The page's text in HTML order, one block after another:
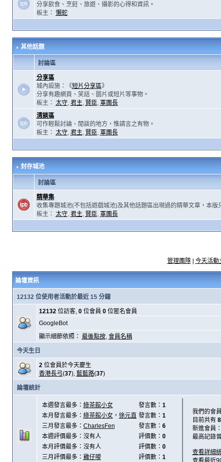
分享飲食、烹飪、旅遊、攝影的心得和資訊。
板主： 懶蛇
其他話題
討論區
分享區
城內設施：《短片分享區》
分享有趣網頁、笑話、圖片或短片等事物。
板主： 太守, 君主, 賢臣, 軍團長
清談區
可作輕鬆討論、閒談的地方，惟請言之有物。
板主： 太守, 君主, 賢臣, 軍團長
封存城池
討論區
精華集
收集專題城池(不包括遊戲城池)及其他話題區出現過的精華文章，本版
板主： 太守, 君主, 賢臣, 軍團長
管理團隊| 今天活動
論壇資訊
12132 位使用者活動於最近 15 分鐘
12132位訪客, 0位會員 0位匿名會員
GoogleBot
顯示細節依照： 最後點按, 會員名稱
今天生日
2位會員於今天慶生
香港長弓(37), 藍藍路(37)
論壇統計
本週發言最多： 綠茶館小女 發言數： 1
本月發言最多： 綠茶館小女， 徐元直 發言數： 1
三月發言最多： CharlesFen 發言數： 6
本週評價最多：沒有人
評價數： 0
本月評價最多：沒有人
評價數： 0
三月評價最多： 雞仔嘜 評價數： 1
我們的會
目前共有
新進會員
最高記錄
查看詳細
查看最近